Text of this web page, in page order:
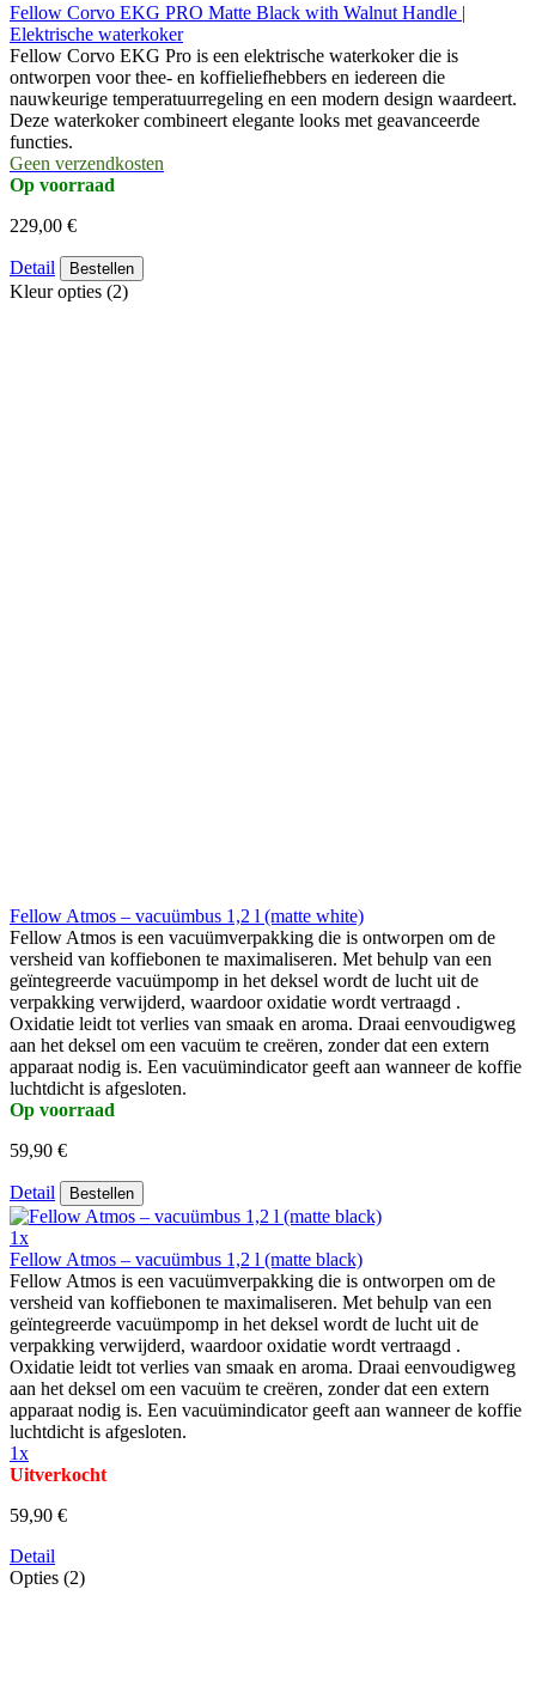
Fellow Corvo EKG PRO Matte Black with Walnut Handle |
Elektrische waterkoker
Fellow Corvo EKG Pro is een elektrische waterkoker die is
ontworpen voor thee- en koffieliefhebbers en iedereen die
nauwkeurige temperatuurregeling en een modern design waardeert.
Deze waterkoker combineert elegante looks met geavanceerde
functies.
Geen verzendkosten
Op voorraad
229,00 €
Detail Bestellen
Kleur opties (2)
Fellow Atmos – vacuümbus 1,2 l (matte white)
Fellow Atmos is een vacuümverpakking die is ontworpen om de
versheid van koffiebonen te maximaliseren. Met behulp van een
geïntegreerde vacuümpomp in het deksel wordt de lucht uit de
verpakking verwijderd, waardoor oxidatie wordt vertraagd .
Oxidatie leidt tot verlies van smaak en aroma. Draai eenvoudigweg
aan het deksel om een vacuüm te creëren, zonder dat een extern
apparaat nodig is. Een vacuümindicator geeft aan wanneer de koffie
luchtdicht is afgesloten.
Op voorraad
59,90 €
Detail Bestellen
1x
Fellow Atmos – vacuümbus 1,2 l (matte black)
Fellow Atmos is een vacuümverpakking die is ontworpen om de
versheid van koffiebonen te maximaliseren. Met behulp van een
geïntegreerde vacuümpomp in het deksel wordt de lucht uit de
verpakking verwijderd, waardoor oxidatie wordt vertraagd .
Oxidatie leidt tot verlies van smaak en aroma. Draai eenvoudigweg
aan het deksel om een vacuüm te creëren, zonder dat een extern
apparaat nodig is. Een vacuümindicator geeft aan wanneer de koffie
luchtdicht is afgesloten.
1x
Uitverkocht
59,90 €
Detail
Opties (2)